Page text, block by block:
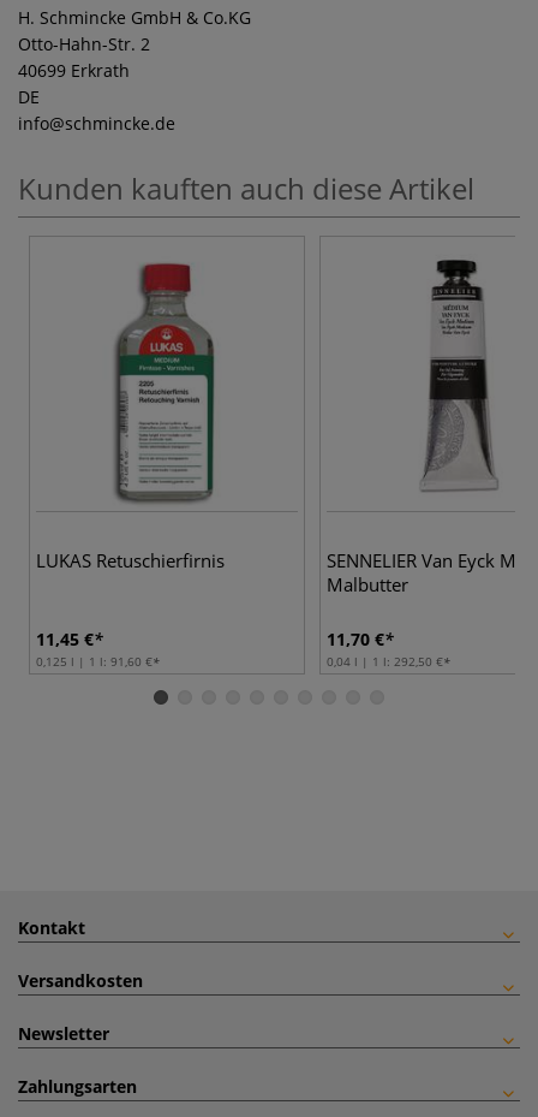
H. Schmincke GmbH & Co.KG
Otto-Hahn-Str. 2
40699 Erkrath
DE
info@schmincke.de
Kunden kauften auch diese Artikel
LUKAS Retuschierfirnis
11,45 €
0,125 l | 1 l: 91,60 €
SENNELIER Van Eyck
Malbutter
11,70 €
0,04 l | 1 l: 292,50 €
Kontakt
Versandkosten
Newsletter
Zahlungsarten